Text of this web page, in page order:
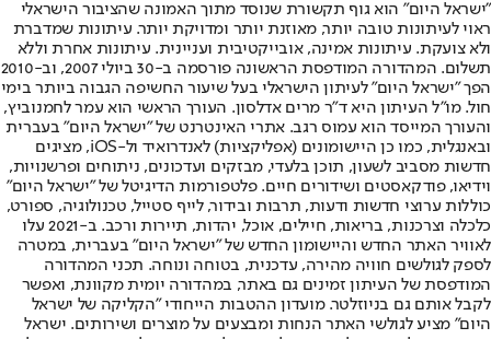
"ישראל היום" הוא גוף תקשורת שנוסד מתוך האמונה שהציבור הישראלי
ראוי לעיתונות טובה יותר, מאוזנת יותר ומדויקת יותר. עיתונות שמדברת
ולא צועקת. עיתונות אמינה, אובייקטיבית ועניינית. עיתונות אחרת וללא
תשלום. המהדורה המודפסת הראשונה פורסמה ב-30 ביולי 2007, וב-2010
הפך "ישראל היום" לעיתון הישראלי בעל שיעור החשיפה הגבוה ביותר בימי
חול. מו"ל העיתון היא ד"ר מרים אדלסון. העורך הראשי הוא עמר לחמנוביץ,
והעורך המייסד הוא עמוס רגב. אתרי האינטרנט של "ישראל היום" בעברית
ובאנגלית, כמו כן היישומונים (אפליקציות) לאנדרואיד ול-iOS, מציגים
חדשות מסביב לשעון, תוכן בלעדי, מבזקים ועדכונים, ניתוחים ופרשנויות,
וידיאו, פודקאסטים ושידורים חיים. פלטפורמות הדיגיטל של "ישראל היום"
כוללות ערוצי חדשות ודעות, תרבות ובידור, לייף סטייל, טכנולוגיה, ספורט,
כלכלה וצרכנות, בריאות, חיילים, אוכל, יהדות, תיירות ורכב. ב-2021 עלו
לאוויר האתר החדש והיישומון החדש של "ישראל היום" בעברית, במטרה
לספק לגולשים חוויה מהירה, עדכנית, בטוחה ונוחה. תכני המהדורה
המודפסת של העיתון זמינים גם באתר, במהדורה יומית מקוונת, ואפשר
לקבל אותם גם בניוזלטר. מועדון ההטבות הייחודי "הקליקה של ישראל
היום" מציע לגולשי האתר הנחות ומבצעים על מוצרים ושירותים. ישראל